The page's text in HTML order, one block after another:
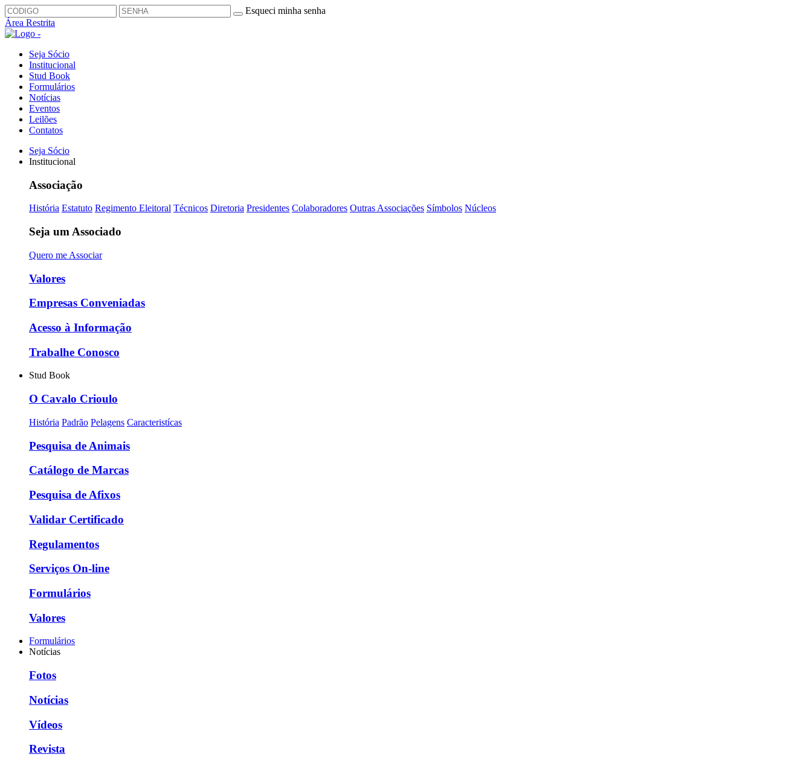
Esqueci minha senha
Área Restrita
Seja Sócio
Institucional
Stud Book
Formulários
Notícias
Eventos
Leilões
Contatos
Seja Sócio
Institucional
Associação
História Estatuto Regimento Eleitoral Técnicos Diretoria Presidentes Colaboradores Outras Associações Símbolos Núcleos
Seja um Associado
Quero me Associar
Valores
Empresas Conveniadas
Acesso à Informação
Trabalhe Conosco
Stud Book
O Cavalo Crioulo
História Padrão Pelagens Caracteristícas
Pesquisa de Animais
Catálogo de Marcas
Pesquisa de Afixos
Validar Certificado
Regulamentos
Serviços On-line
Formulários
Valores
Formulários
Notícias
Fotos
Notícias
Vídeos
Revista